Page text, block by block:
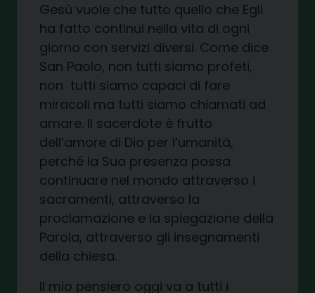
Gesù vuole che tutto quello che Egli
ha fatto continui nella vita di ogni
giorno con servizi diversi. Come dice
San Paolo, non tutti siamo profeti,
non tutti siamo capaci di fare
miracoli ma tutti siamo chiamati ad
amare. Il sacerdote è frutto
dell’amore di Dio per l’umanità,
perché la Sua presenza possa
continuare nel mondo attraverso i
sacramenti, attraverso la
proclamazione e la spiegazione della
Parola, attraverso gli insegnamenti
della chiesa.
Il mio pensiero oggi va a tutti i